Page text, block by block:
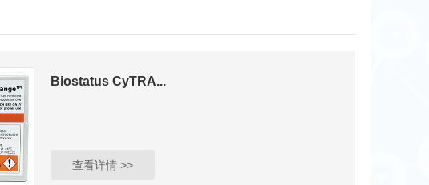
Biostatus CyTRA...
查看详情 >>